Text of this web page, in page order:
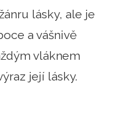
lásky, ale je
a vášnivě
vláknem
její lásky.